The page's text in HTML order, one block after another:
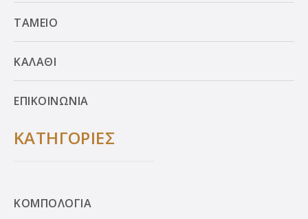
ΤΑΜΕΙΟ
ΚΑΛΑΘΙ
ΕΠΙΚΟΙΝΩΝΙΑ
ΚΑΤΗΓΟΡΙΕΣ
ΚΟΜΠΟΛΟΓΙΑ